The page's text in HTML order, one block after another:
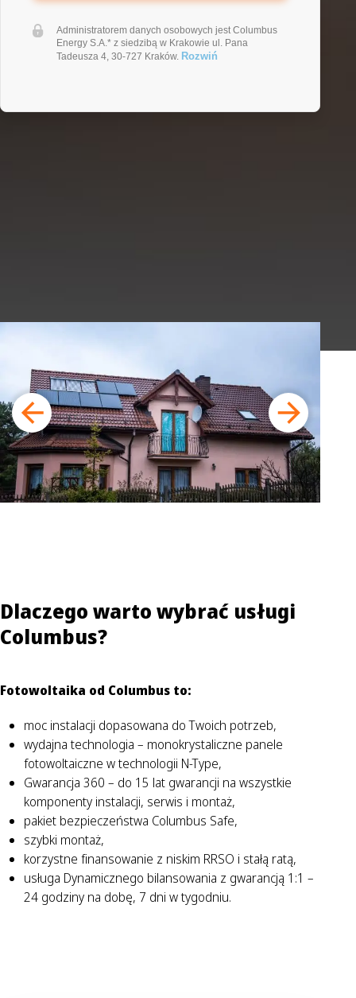
Administratorem danych osobowych jest Columbus
Energy S.A.* z siedzibą w Krakowie ul. Pana
Tadeusza 4, 30-727 Kraków. Rozwiń
Dlaczego warto wybrać usługi
Columbus?
Fotowoltaika od Columbus to:
moc instalacji dopasowana do Twoich potrzeb,
wydajna technologia – monokrystaliczne panele
fotowoltaiczne w technologii N-Type,
Gwarancja 360 – do 15 lat gwarancji na wszystkie
komponenty instalacji, serwis i montaż,
pakiet bezpieczeństwa Columbus Safe,
szybki montaż,
korzystne finansowanie z niskim RRSO i stałą ratą,
usługa Dynamicznego bilansowania z gwarancją 1:1 –
24 godziny na dobę, 7 dni w tygodniu.